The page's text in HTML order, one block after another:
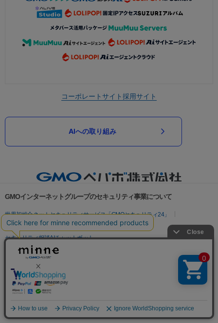
コーポレートサイト採用サイト
AIへの取り組み
GMOインターネットグループのセキュリティ事業について
世界初総合ネットセキュリティサービス「GMOセキュリティ24」
パスワード漏洩診断
Webサイトリスク診断
セキュリティ相談AIチャットボット
実在証明・盗聴対策
サイバー攻撃対策（GMO Flatt Security）
セキュリティ事業の軌跡